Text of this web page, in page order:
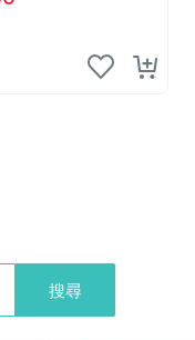
搜尋